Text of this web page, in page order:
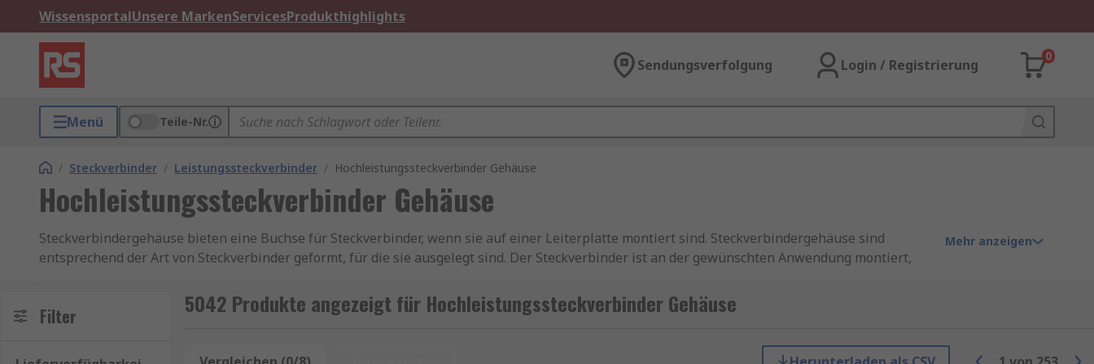
WissensportalUnsere MarkenServicesProdukthighlights
Sendungsverfolgung Login / Registrierung
0
Menü Teile-Nr.
/ Steckverbinder / Leistungssteckverbinder / Hochleistungssteckverbinder Gehäuse
Hochleistungssteckverbinder Gehäuse
Steckverbindergehäuse bieten eine Buchse für Steckverbinder, wenn sie auf einer Leiterplatte montiert sind. Steckverbindergehäuse sind
entsprechend der Art von Steckverbinder geformt, für die sie ausgelegt sind. Der Steckverbinder ist an der gewünschten Anwendung montiert,
Steckverbinderkontakte, um den Stromfluss zu gewährleisten.
und Feuchtigkeit erforderlich ist. Sie verbessern die sichere und schnelle Montage von Maschinen und ermöglichen in einigen Fällen eine
Mehr anzeigen
Filter 5042 Produkte angezeigt für Hochleistungssteckverbinder Gehäuse